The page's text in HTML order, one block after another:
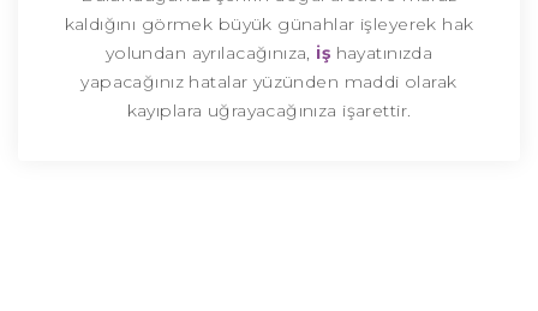
kaldığını görmek büyük günahlar işleyerek hak
yolundan ayrılacağınıza, iş hayatınızda
yapacağınız hatalar yüzünden maddi olarak
kayıplara uğrayacağınıza işarettir.